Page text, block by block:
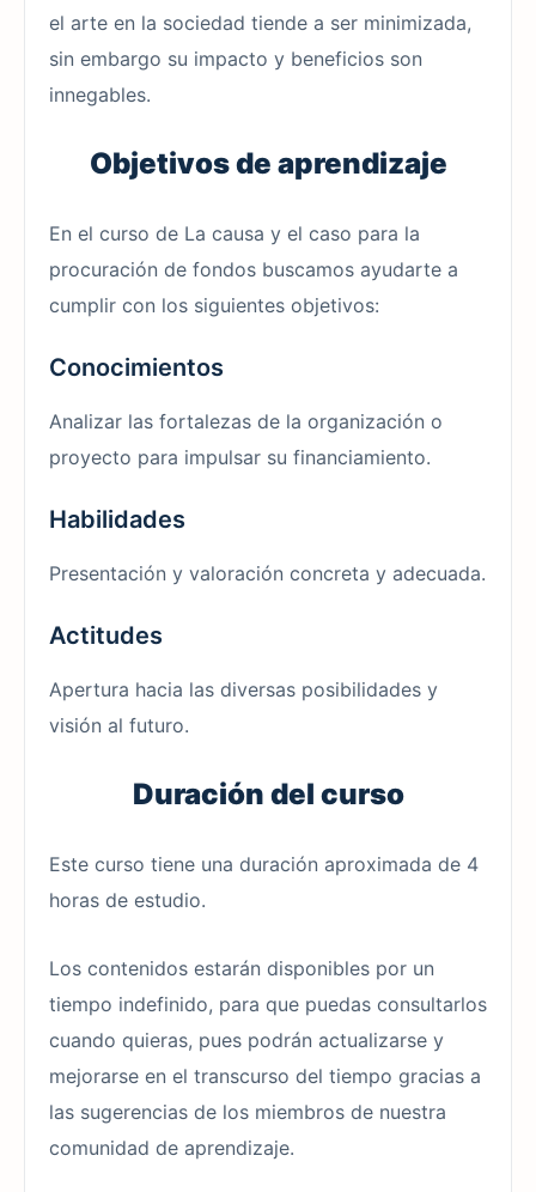
el arte en la sociedad tiende a ser minimizada,
sin embargo su impacto y beneficios son
innegables.
Objetivos de aprendizaje
En el curso de La causa y el caso para la
procuración de fondos buscamos ayudarte a
cumplir con los siguientes objetivos:
Conocimientos
Analizar las fortalezas de la organización o
proyecto para impulsar su financiamiento.
Habilidades
Presentación y valoración concreta y adecuada.
Actitudes
Apertura hacia las diversas posibilidades y
visión al futuro.
Duración del curso
Este curso tiene una duración aproximada de 4
horas de estudio.
Los contenidos estarán disponibles por un
tiempo indefinido, para que puedas consultarlos
cuando quieras, pues podrán actualizarse y
mejorarse en el transcurso del tiempo gracias a
las sugerencias de los miembros de nuestra
comunidad de aprendizaje.